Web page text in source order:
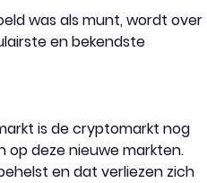
was als munt, wordt over
en bekendste
is de cryptomarkt nog
op deze nieuwe markten.
en dat verliezen zich